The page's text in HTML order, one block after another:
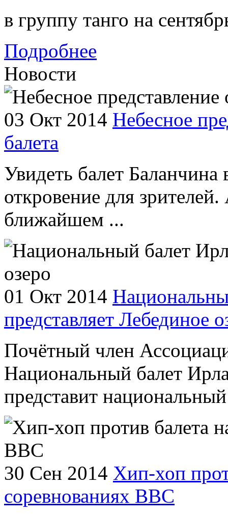
в группу танго на
Подробнее
Новости
03 Окт 2014 Небесное
балета
Увидеть балет
откровение для
ближайшем ...
01 Окт 2014
представляет Лебединое
Почётный член
Национальный балет
представит
30 Сен 2014 Хип-хоп
соревнованиях ВВС